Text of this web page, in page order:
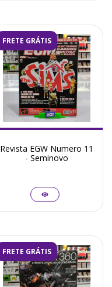
FRETE GRÁTIS
Revista EGW Numero 11
- Seminovo
FRETE GRÁTIS